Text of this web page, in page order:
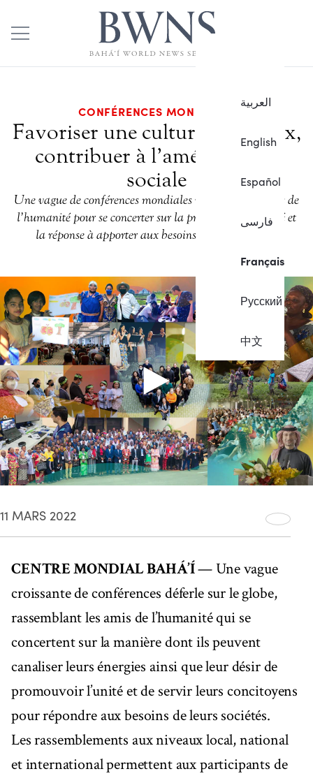
العربية
English
Español
فارسی
Français
Русский
中文
CONFÉRENCES MONDIALES
Favoriser une culture de la paix,
contribuer à l’amélioration
sociale
Une vague de conférences mondiales rassemble les amis de
l’humanité pour se concerter sur la promotion de l’unité et
la réponse à apporter aux besoins de leurs sociétés.
11 MARS 2022
CENTRE MONDIAL BAHÁ’Í— Une vague
croissante de conférences déferle sur le globe,
rassemblant les amis de l’humanité qui se
concertent sur la manière dont ils peuvent
canaliser leurs énergies ainsi que leur désir de
promouvoir l’unité et de servir leurs concitoyens
pour répondre aux besoins de leurs sociétés.
Les rassemblements aux niveaux local, national
et international permettent aux participants de